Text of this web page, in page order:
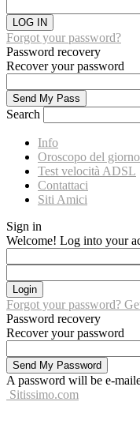
Forgot your password?
Password recovery
Recover your password
Search
Info
Oroscopo del giorno
Test velocità ADSL
Contattaci
Siti Amici
Sign in
Welcome! Log into your
Forgot your password?
Password recovery
Recover your password
A password will be e-
Sitissimo.com